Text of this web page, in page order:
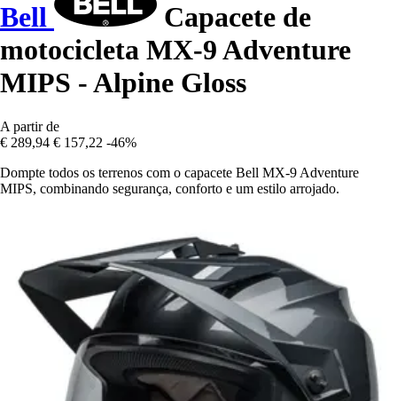
Bell
Capacete de
motocicleta MX-9 Adventure
MIPS - Alpine Gloss
A partir de
€ 289,94 € 157,22 -46%
Dompte todos os terrenos com o capacete Bell MX-9 Adventure
MIPS, combinando segurança, conforto e um estilo arrojado.